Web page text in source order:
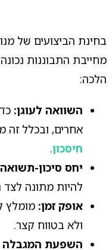
בחינת הביצועים של
מחייבת התבוננות
הלכה:
השוואה לעוגן:
אחרים, ובכלל זה
חיסכון.
יחס סיכון-
להיות מתונה לצד
אופק זמן: מומלץ
ולא בטווח קצר.
השפעת המגבלה